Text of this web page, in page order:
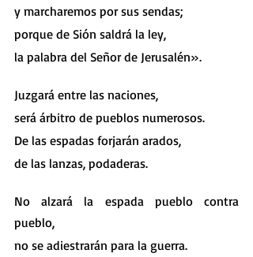
y marcharemos por sus sendas;
porque de Sión saldrá la ley,
la palabra del Señor de Jerusalén».
Juzgará entre las naciones,
será árbitro de pueblos numerosos.
De las espadas forjarán arados,
de las lanzas, podaderas.
No alzará la espada pueblo contra
pueblo,
no se adiestrarán para la guerra.